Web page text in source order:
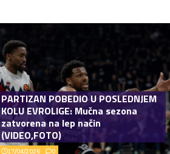
PARTIZAN POBEDIO U POSLEDNJEM
KOLU EVROLIGE: Mučna sezona
zatvorena na lep način
(VIDEO,FOTO)
17/04/2026 0